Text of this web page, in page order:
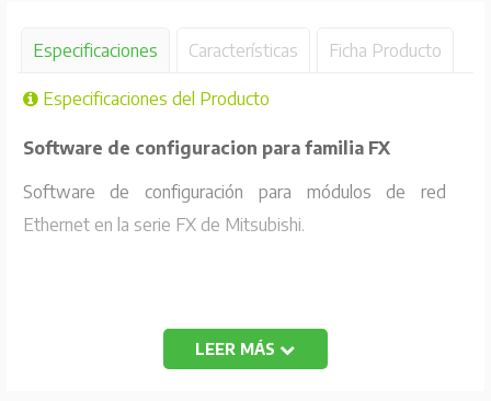
Especificaciones Características Ficha Producto
Especificaciones del Producto
Software de configuracion para familia FX
Software de configuración para módulos de red
Ethernet en la serie FX de Mitsubishi.
LEER MÁS